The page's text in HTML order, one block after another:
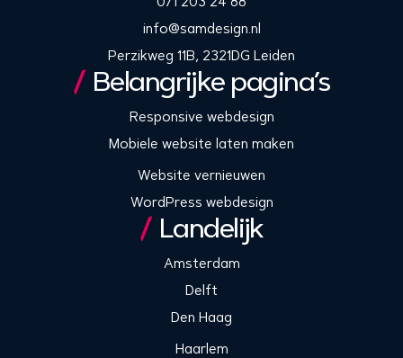
info@samdesign.nl
Perzikweg 11B, 2321DG Leiden
Belangrijke pagina’s
Responsive webdesign
Mobiele website laten maken
Website vernieuwen
WordPress webdesign
Landelijk
Amsterdam
Delft
Den Haag
Haarlem